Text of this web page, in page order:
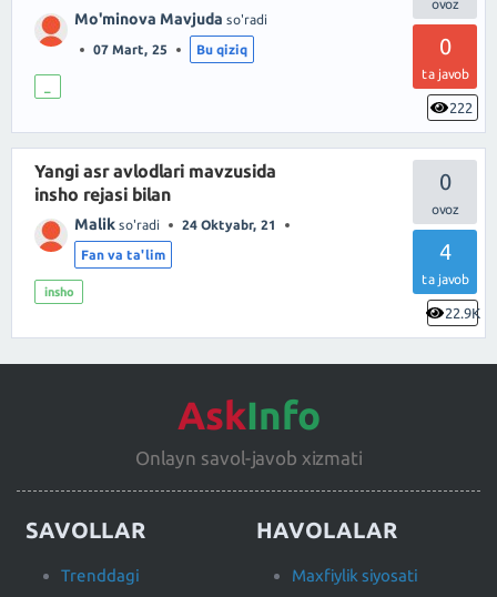
0
ta javob
222
Mo'minova Mavjuda so'radi
07 Mart, 25 Bu qiziq
0
4
ta javob
22.9K
Yangi asr avlodlari mavzusida
insho rejasi bilan
Malik so'radi 24 Oktyabr, 21
Fan va ta'lim
insho
AskInfo
Onlayn savol-javob xizmati
SAVOLLAR
Trenddagi
HAVOLALAR
Maxfiylik siyosati